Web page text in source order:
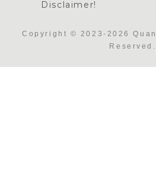
Disclaimer!
Copyright © 2023-2026
Reserved.